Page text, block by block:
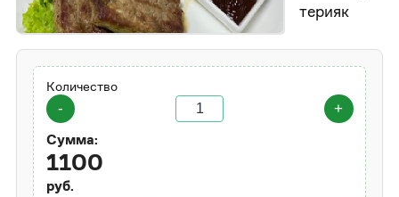
терияк
Количество
-
+
Сумма:
1100
руб.